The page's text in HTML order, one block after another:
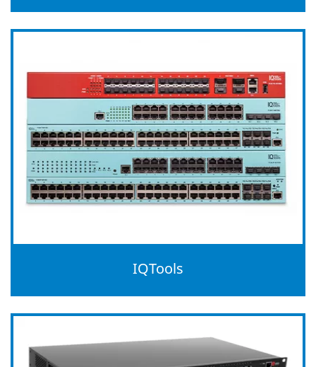
IQTools